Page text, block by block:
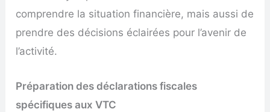
comprendre la situation financière, mais aussi de
prendre des décisions éclairées pour l’avenir de
l’activité.
Préparation des déclarations fiscales
spécifiques aux VTC